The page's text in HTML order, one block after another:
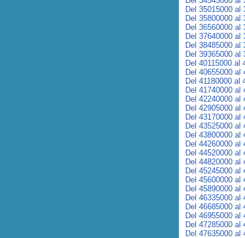
Del 35015000 al
Del 35800000 al
Del 36560000 al
Del 37640000 al
Del 38485000 al
Del 39365000 al
Del 40115000 al
Del 40655000 al
Del 41180000 al
Del 41740000 al
Del 42240000 al
Del 42905000 al
Del 43170000 al
Del 43525000 al
Del 43800000 al
Del 44260000 al
Del 44520000 al
Del 44820000 al
Del 45245000 al
Del 45600000 al
Del 45890000 al
Del 46335000 al
Del 46685000 al
Del 46955000 al
Del 47285000 al
Del 47635000 al